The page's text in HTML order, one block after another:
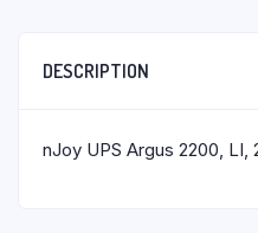
DESCRIPTION
nJoy UPS Argus 2200, LI,